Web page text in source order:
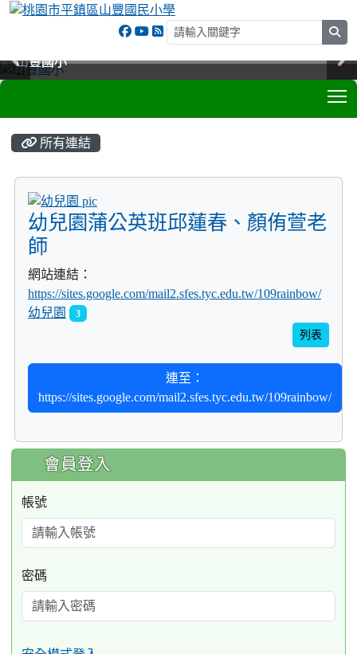
山豐國小
山豐國小
山豐國小
山豐國小
所有連結
title:幼兒園
幼兒園蒲公英班邱蓮春、顏侑萱老
師
網站連結：
https://sites.google.com/mail2.sfes.tyc.edu.tw/109rainbow/
幼兒園
3
列表
連至：
https://sites.google.com/mail2.sfes.tyc.edu.tw/109rainbow/
:::
會員登入
帳號
密碼